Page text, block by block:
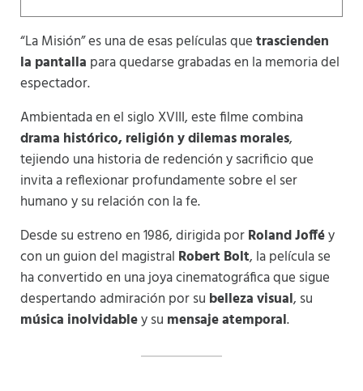
“La Misión” es una de esas películas quetrascienden
la pantalla para quedarse grabadas en la memoria del
espectador.
Ambientada en el siglo XVIII, este filme combina
drama histórico, religión y dilemas morales,
tejiendo una historia de redención y sacrificio que
invita a reflexionar profundamente sobre el ser
humano y su relación con la fe.
Desde su estreno en 1986, dirigida porRoland Jofféy
con un guion del magistral Robert Bolt, la película se
ha convertido en una joya cinematográfica que sigue
despertando admiración por su belleza visual, su
música inolvidabley su mensaje atemporal.